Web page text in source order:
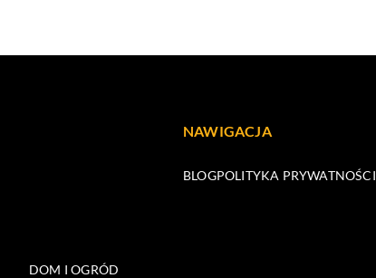
NAWIGACJA
BLOGPOLITYKA PRYWATNOŚCI
DOM I OGRÓD